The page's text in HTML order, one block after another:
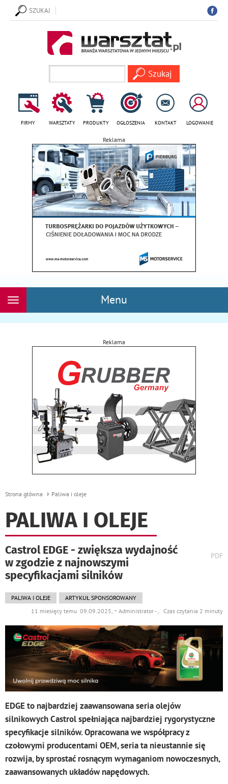
SZUKAJ
FIRMY WARSZTATY PRODUKTY OGŁOSZENIA KONTAKT LOGOWANIE
Reklama
Menu
Rozwiń
Reklama
Strona główna Paliwa i oleje
PALIWA I OLEJE
Castrol EDGE - zwiększa wydajność
w zgodzie z najnowszymi
specyfikacjami silników
PDF
PALIWA I OLEJE
ARTYKUŁ SPONSOROWANY
11 miesięcy temu 09.09.2025, ~ Administrator - , Czas czytania 2 minuty
EDGE to najbardziej zaawansowana seria olejów
silnikowych Castrol spełniająca najbardziej rygorystyczne
specyfikacje silników. Opracowana we współpracy z
czołowymi producentami OEM, seria ta nieustannie się
rozwija, by sprostać rosnącym wymaganiom nowoczesnych,
zaawansowanych układów napędowych.